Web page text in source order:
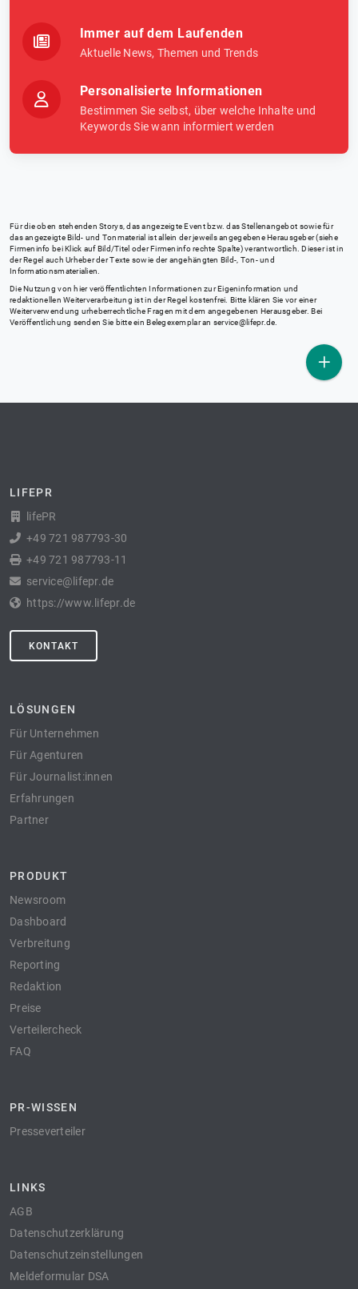
Immer auf dem Laufenden
Aktuelle News, Themen und Trends
Personalisierte Informationen
Bestimmen Sie selbst, über welche Inhalte und
Keywords Sie wann informiert werden
Für die oben stehenden Storys, das angezeigte Event bzw. das Stellenangebot sowie für
das angezeigte Bild- und Tonmaterial ist allein der jeweils angegebene Herausgeber (siehe
Firmeninfo bei Klick auf Bild/Titel oder Firmeninfo rechte Spalte) verantwortlich. Dieser ist in
der Regel auch Urheber der Texte sowie der angehängten Bild-, Ton- und
Informationsmaterialien.
Die Nutzung von hier veröffentlichten Informationen zur Eigeninformation und
redaktionellen Weiterverarbeitung ist in der Regel kostenfrei. Bitte klären Sie vor einer
Weiterverwendung urheberrechtliche Fragen mit dem angegebenen Herausgeber. Bei
Veröffentlichung senden Sie bitte ein Belegexemplar an service@lifepr.de
LIFEPR
lifePR
+49 721 987793-30
+49 721 987793-11
service@lifepr.de
https://www.lifepr.de
KONTAKT
LÖSUNGEN
Für Unternehmen
Für Agenturen
Für Journalist:innen
Erfahrungen
Partner
PRODUKT
Newsroom
Dashboard
Verbreitung
Reporting
Redaktion
Preise
Verteilercheck
FAQ
PR-WISSEN
Presseverteiler
LINKS
AGB
Datenschutzerklärung
Datenschutzeinstellungen
Meldeformular DSA